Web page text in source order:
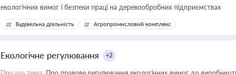
екологічних вимог і безпеки праці на деревообробних підприємствах
Будівельна діяльність Агропромисловий комплекс
Екологічне регулювання +2